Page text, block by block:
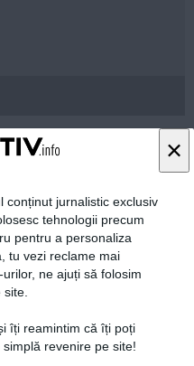
×
conținut jurnalistic exclusiv
tehnologii precum
pentru a personaliza
tu vezi reclame mai
ne ajuți să folosim
îți reamintim că îți poți
revenire pe site!